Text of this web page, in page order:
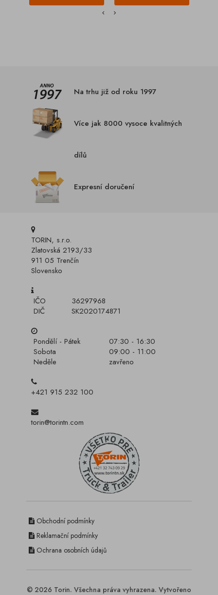
Na trhu již od roku 1997
Více jak 8000 vysoce kvalitných
dílů
Expresní doručení
TORIN, s.r.o.
Zlatovská 2193/33
911 05 Trenčín
Slovensko
IČO
36297968
DIČ
SK2020174871
Pondělí - Pátek
07:30 - 16:30
Sobota
09:00 - 11:00
Neděle
zavřeno
+421 915 232 100
torin@torintn.com
Obchodní podmínky
Reklamační podmínky
Ochrana osobních údajů
© 2026 Torin. Všechna práva vyhrazena. Vytvořeno